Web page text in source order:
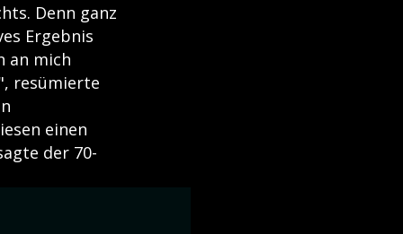
Denn ganz
Ergebnis
an mich
resümierte
einen
der 70-